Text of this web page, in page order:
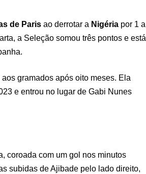
de Paris ao derrotar a Nigéria por 1 a
a Seleção somou três pontos e está
gramados após oito meses. Ela
e entrou no lugar de Gabi Nunes
coroada com um gol nos minutos
subidas de Ajibade pelo lado direito,